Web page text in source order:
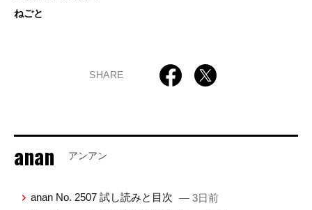
ねごと
SHARE
anan アンアン
anan No. 2507 試し読みと目次 — 3日前